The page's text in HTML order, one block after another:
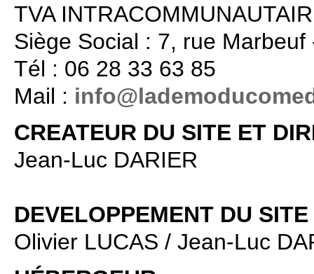
TVA
Siège Social : 7, rue Marbeuf
Tél : 06 28 33 63 85
Mail :
CREATEUR DU SITE ET
Jean-Luc DARIER
DEVELOPPEMENT DU
Olivier LUCAS / Jean-Luc